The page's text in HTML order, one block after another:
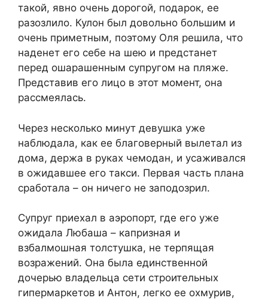
такой, явно очень дорогой, подарок, ее
разозлило. Кулон был довольно большим и
очень приметным, поэтому Оля решила, что
наденет его себе на шею и предстанет
перед ошарашенным супругом на пляже.
Представив его лицо в этот момент, она
рассмеялась.
Через несколько минут девушка уже
наблюдала, как ее благоверный вылетал из
дома, держа в руках чемодан, и усаживался
в ожидавшее его такси. Первая часть плана
сработала – он ничего не заподозрил.
Супруг приехал в аэропорт, где его уже
ожидала Любаша – капризная и
взбалмошная толстушка, не терпящая
возражений. Она была единственной
дочерью владельца сети строительных
гипермаркетов и Антон, легко ее охмурив,